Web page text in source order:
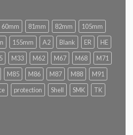
60mm 81mm 82mm
105mm
155mm A2 Blank ER
HE
M33 M62 M67 M68
M71
M85 M86 M87 M88
M91
protection Shell SMK
TK